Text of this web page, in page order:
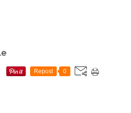
Repost 0